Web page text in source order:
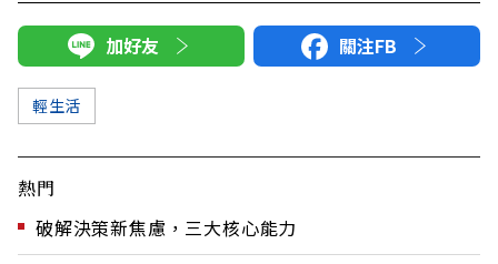
加好友 關注FB
輕生活
熱門
破解決策新焦慮，三大核心能力